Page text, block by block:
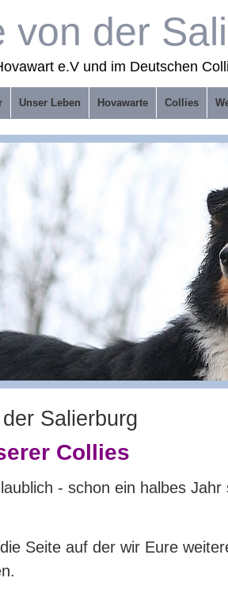
von der
e.V und im Deutschen
Unser Leben Hovawarte Collies
Salierburg
Collies
- schon ein halbes
Seite auf der wir Eure